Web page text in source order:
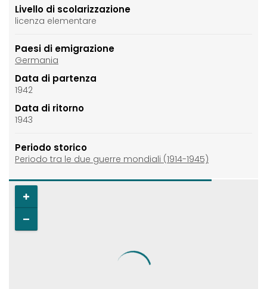
Livello di scolarizzazione
licenza elementare
Paesi di emigrazione
Germania
Data di partenza
1942
Data di ritorno
1943
Periodo storico
Periodo tra le due guerre mondiali (1914-1945)